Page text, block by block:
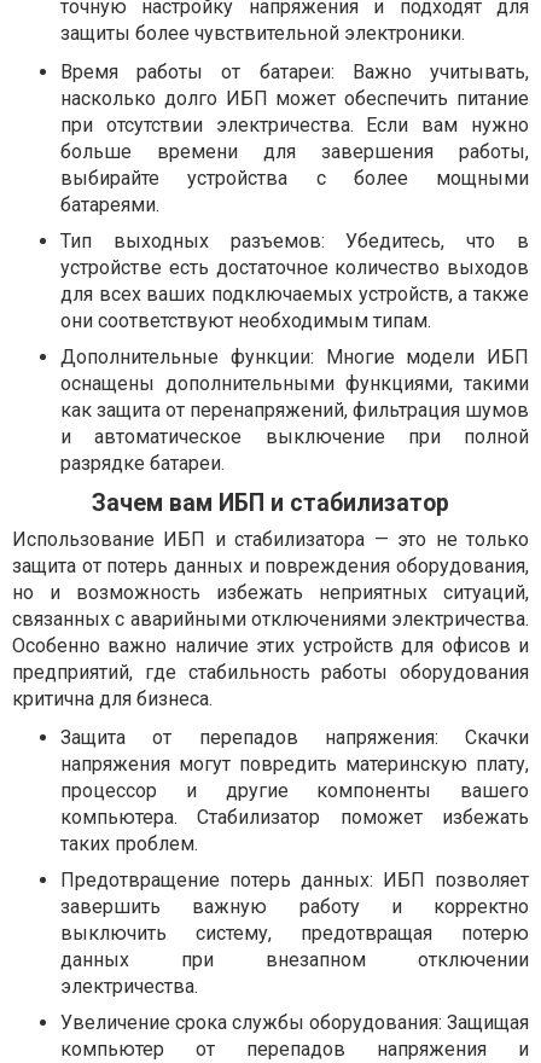
точную настройку напряжения и подходят для
защиты более чувствительной электроники.
Время работы от батареи: Важно учитывать,
насколько долго ИБП может обеспечить питание
при отсутствии электричества. Если вам нужно
больше времени для завершения работы,
выбирайте устройства с более мощными
батареями.
Тип выходных разъемов: Убедитесь, что в
устройстве есть достаточное количество выходов
для всех ваших подключаемых устройств, а также
они соответствуют необходимым типам.
Дополнительные функции: Многие модели ИБП
оснащены дополнительными функциями, такими
как защита от перенапряжений, фильтрация шумов
и автоматическое выключение при полной
разрядке батареи.
Зачем вам ИБП и стабилизатор
Использование ИБП и стабилизатора — это не только
защита от потерь данных и повреждения оборудования,
но и возможность избежать неприятных ситуаций,
связанных с аварийными отключениями электричества.
Особенно важно наличие этих устройств для офисов и
предприятий, где стабильность работы оборудования
критична для бизнеса.
Защита от перепадов напряжения: Скачки
напряжения могут повредить материнскую плату,
процессор и другие компоненты вашего
компьютера. Стабилизатор поможет избежать
таких проблем.
Предотвращение потерь данных: ИБП позволяет
завершить важную работу и корректно
выключить систему, предотвращая потерю
данных при внезапном отключении
электричества.
Увеличение срока службы оборудования: Защищая
компьютер от перепадов напряжения и